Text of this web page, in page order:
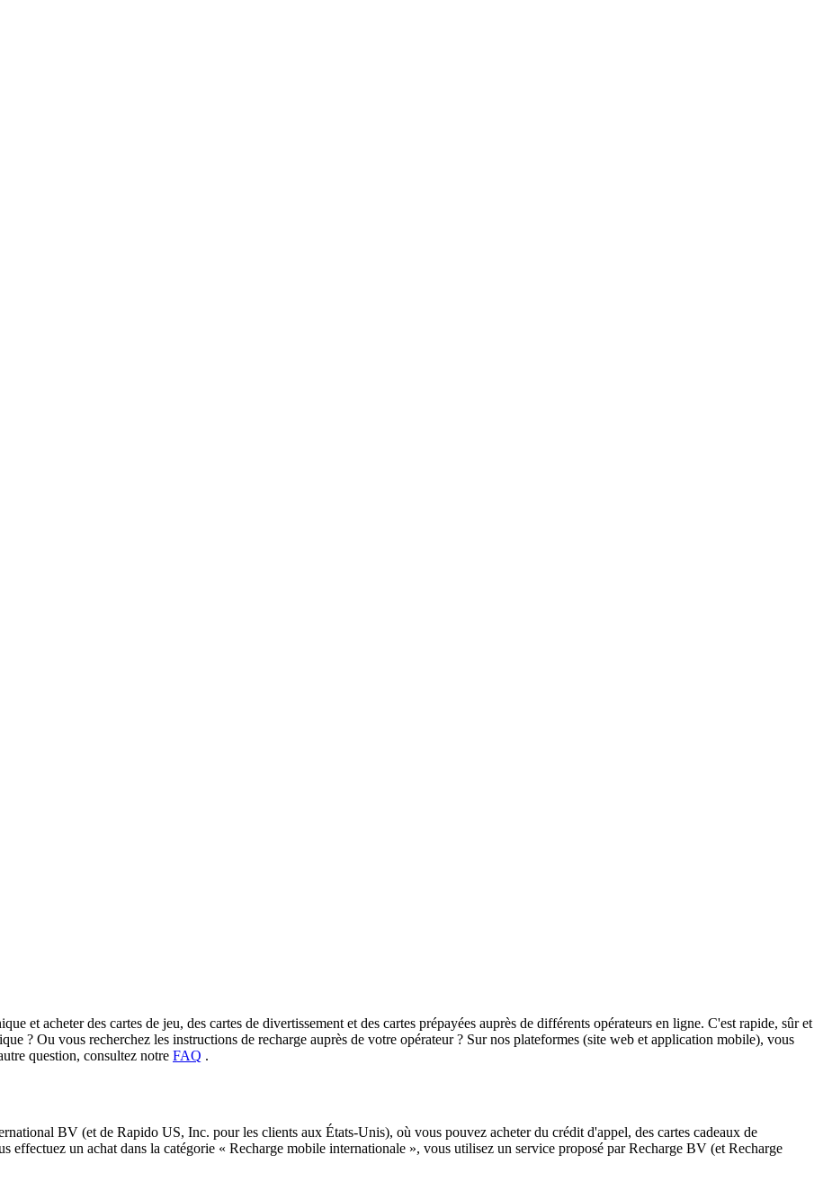
et acheter des cartes de jeu, des cartes de divertissement et des cartes prépayées auprès de différents opérateurs en ligne. C'est rapide, sûr et
? Ou vous recherchez les instructions de recharge auprès de votre opérateur ? Sur nos plateformes (site web et application mobile), vous
question, consultez notre FAQ .
BV (et de Rapido US, Inc. pour les clients aux États-Unis), où vous pouvez acheter du crédit d'appel, des cartes cadeaux de
effectuez un achat dans la catégorie « Recharge mobile internationale », vous utilisez un service proposé par Recharge BV (et Recharge